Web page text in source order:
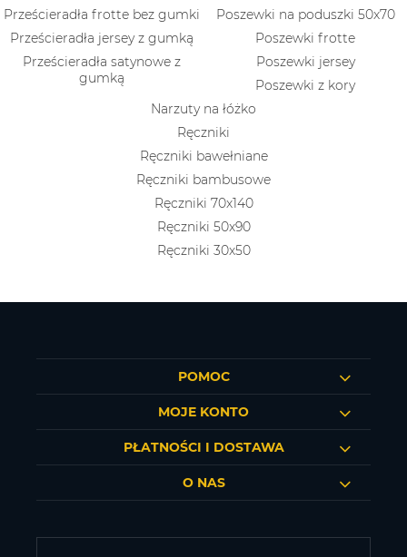
Prześcieradła frotte bez gumki
Prześcieradła jersey z gumką
Prześcieradła satynowe z
gumką
Poszewki na poduszki 50x70
Poszewki frotte
Poszewki jersey
Poszewki z kory
Narzuty na łóżko
Ręczniki
Ręczniki bawełniane
Ręczniki bambusowe
Ręczniki 70x140
Ręczniki 50x90
Ręczniki 30x50
POMOC
MOJE KONTO
PŁATNOŚCI I DOSTAWA
O NAS